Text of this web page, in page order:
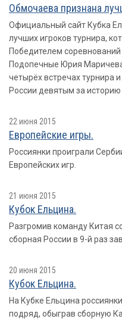
Обмочаева признана
Официальный сайт Кубка
лучших игроков турнира,
Победителем соревнований
Подопечные Юрия
четырёх встречах турнира
России девятым за историю
22 июня 2015
Европейские игры.
Россиянки проиграли
Европейских игр.
21 июня 2015
Кубок Ельцина.
Разгромив команду Китая
сборная России в 9-й раз
20 июня 2015
Кубок Ельцина.
На Кубке Ельцина
подряд, обыграв сборную